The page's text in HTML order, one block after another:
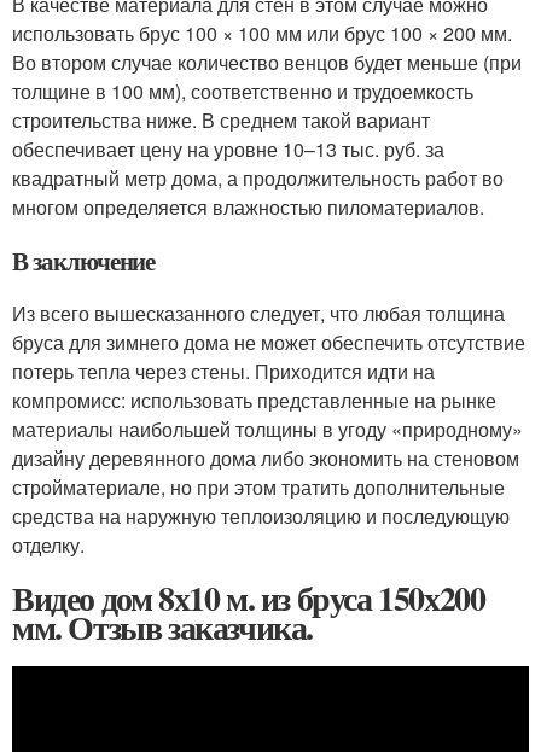
использовать брус 100 × 100 мм или брус 100 × 200 мм.
Во втором случае количество венцов будет меньше (при
толщине в 100 мм), соответственно и трудоемкость
строительства ниже. В среднем такой вариант
обеспечивает цену на уровне 10–13 тыс. руб. за
квадратный метр дома, а продолжительность работ во
многом определяется влажностью пиломатериалов.
В заключение
Из всего вышесказанного следует, что любая толщина
бруса для зимнего дома не может обеспечить отсутствие
потерь тепла через стены. Приходится идти на
компромисс: использовать представленные на рынке
материалы наибольшей толщины в угоду «природному»
дизайну деревянного дома либо экономить на стеновом
стройматериале, но при этом тратить дополнительные
средства на наружную теплоизоляцию и последующую
отделку.
Видео дом 8х10 м. из бруса 150х200
мм. Отзыв заказчика.